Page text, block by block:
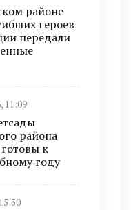
районе
героев
передали
11:09
района
к
году